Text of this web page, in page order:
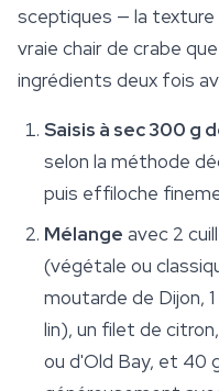
sceptiques — la
vraie chair de crabe
ingrédients deux fois
Saisis à sec 300 g
selon la méthode
puis effiloche
Mélange avec 2
(végétale ou
moutarde de Dijon,
lin), un filet de
ou d'Old Bay, et 40